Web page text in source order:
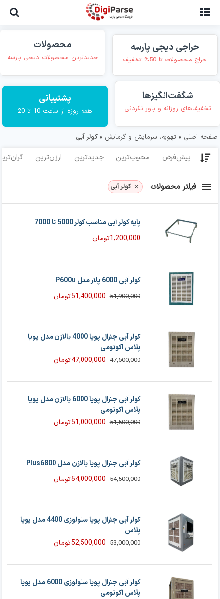
حراجی دیجی پارسه
حراج محصولات تا 50% تخفیف
محصولات
جدیدترین محصولات دیجی پارسه
شگفت‌انگیزها
تخفیف‌های روزانه و باور نکردنی
پشتیبانی
همه روزه از ساعت 10 تا 20
صفحه اصلی » تهویه، سرمایش و گرمایش »کولر آبی
پیش‌فرض محبوب‌ترین جدیدترین ارزان‌ترین
فیلتر محصولات کولر آبی
پایه کولر آبی مناسب کولر 5000 تا 7000
1,200,000تومان
کولر آبی 6000 پلار مدل P600u
51,900,000
قیمت
51,900,000 تومان
بود.
51,400,000تومان
قیمت
51,400,000 تومان
است.
کولر آبی جنرال پویا 4000 بالازن مدل پویا
پلاس اکونومی
47,500,000
قیمت
بود.
47,000,000تومان
قیمت
است.
کولر آبی جنرال پویا 6000 بالازن مدل پویا
پلاس اکونومی
51,500,000
قیمت
بود.
51,000,000تومان
قیمت
است.
کولر آبی جنرال پویا بالازن مدل Plus6800
54,500,000
قیمت
54,500,000 تومان
بود.
54,000,000تومان
قیمت
54,000,000 تومان
است.
کولر آبی جنرال پویا سلولوزی 4400 مدل پویا
پلاس
53,000,000
قیمت
بود.
52,500,000تومان
قیمت
است.
کولر آبی جنرال پویا سلولوزی 6000 مدل پویا
پلاس اکونومی